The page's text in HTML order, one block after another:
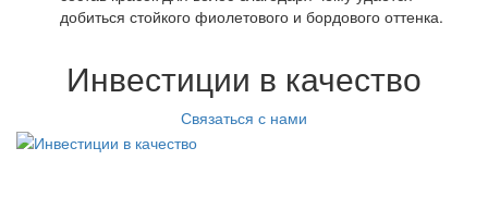
добиться стойкого фиолетового и бордового оттенка.
Инвестиции в качество
Связаться с нами